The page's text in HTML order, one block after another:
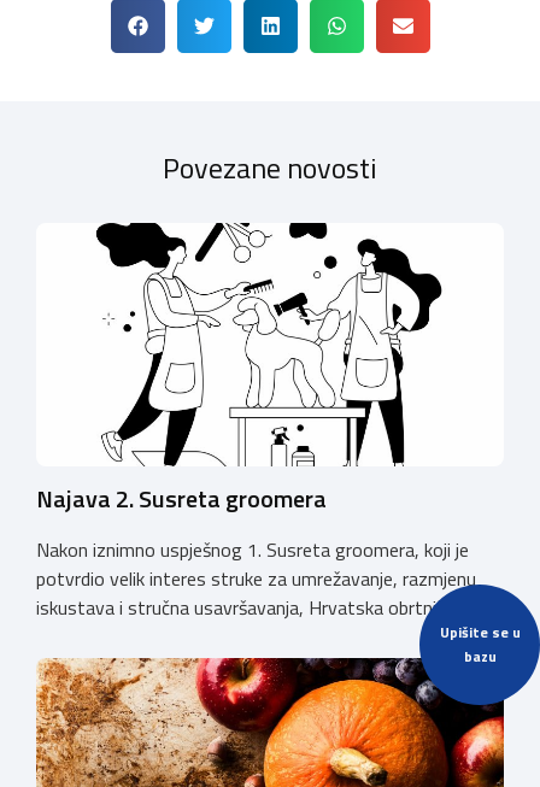
Upišite se u
bazu
Povezane novosti
Najava 2. Susreta groomera
Nakon iznimno uspješnog 1. Susreta groomera, koji je
potvrdio velik interes struke za umrežavanje, razmjenu
iskustava i stručna usavršavanja, Hrvatska obrtnička
komora organizira 2. Susret groomera HOK-a, koji će se
održati 12. rujna u Kongresnom centru na Zagrebačkom
velesajmu. Susret će i ove godine okupiti groomere,
stručnjake i zaljubljenike u njegu pasa iz cijele Hrvatske,
[…]